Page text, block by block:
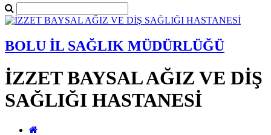
BOLU İL SAĞLIK MÜDÜRLÜĞÜ
İZZET BAYSAL AĞIZ VE DİŞ
SAĞLIĞI HASTANESİ